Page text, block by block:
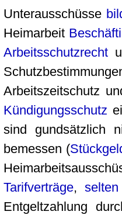
Unterausschüsse
Heimarbeit
Arbeitsschutzrecht
Arbeitszeitschutz
Kündigungsschutz
sind gundsätzlich
bemessen (
Tarifverträge,selten
Entgeltzahlung